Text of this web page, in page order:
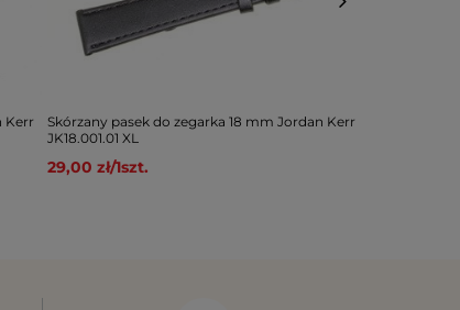
Kerr
Skórzany pasek do zegarka 18 mm Jordan Kerr
JK18.001.01 XL
29,00 zł/1szt.